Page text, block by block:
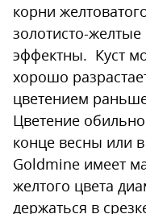
корни
золотисто-
эффектны. Куст
хорошо
цветением
Цветение
конце весны или
Goldmine имеет
желтого цвета
держаться в